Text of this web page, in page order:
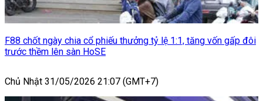
F88 chốt ngày chia cổ phiếu thưởng tỷ lệ 1:1, tăng vốn gấp đôi
trước thềm lên sàn HoSE
Chủ Nhật 31/05/2026 21:07 (GMT+7)